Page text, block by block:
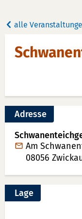
alle
Adresse
Am
08056
Lage